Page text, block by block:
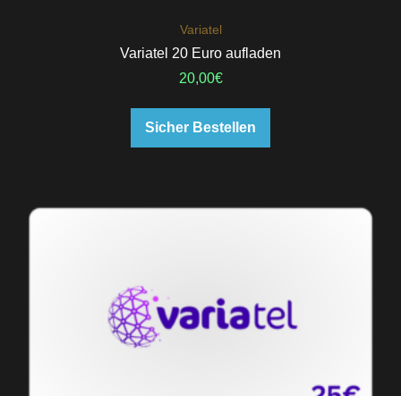
Variatel
Variatel 20 Euro aufladen
20,00€
Sicher Bestellen